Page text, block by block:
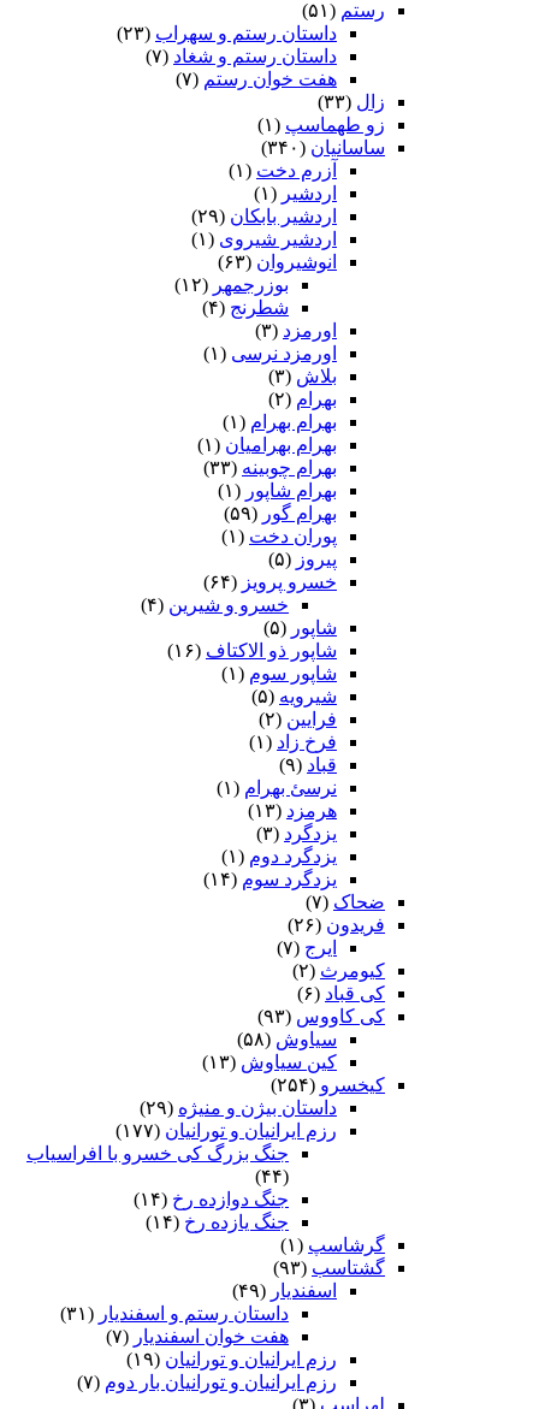
رستم (۵۱)
داستان رستم و سهراب (۲۳)
داستان رستم و شغاد (۷)
هفت خوان رستم‏ (۷)
زال (۳۳)
زو طهماسپ‏ (۱)
ساسانیان (۳۴۰)
آزرم دخت (۱)
اردشیر (۱)
اردشیر بابکان (۲۹)
اردشیر شیروی (۱)
انوشیروان (۶۳)
بوزرجمهر (۱۲)
شطرنج (۴)
اورمزد (۳)
اورمزد نرسى‏ (۱)
بلاش (۳)
بهرام (۲)
بهرام بهرام (۱)
بهرام بهرامیان‏ (۱)
بهرام چوبینه (۳۳)
بهرام شاپور (۱)
بهرام گور (۵۹)
پوران دخت (۱)
پیروز (۵)
خسرو پرویز (۶۴)
خسرو و شیرین (۴)
شاپور (۵)
شاپور ذو الاکتاف (۱۶)
شاپور سوم‏ (۱)
شیرویه (۵)
فرایین (۲)
فرخ زاد (۱)
قباد (۹)
نرسئ بهرام‏ (۱)
هرمزد (۱۳)
یزدگرد (۳)
یزدگرد دوم (۱)
یزدگرد سوم (۱۴)
ضحاک (۷)
فریدون (۲۶)
ایرج (۷)
کیومرث (۲)
کی قباد (۶)
کی کاووس (۹۳)
سیاوش (۵۸)
کین سیاوش (۱۳)
کیخسرو (۲۵۴)
داستان بیژن و منیژه (۲۹)
رزم ایرانیان و تورانیان (۱۷۷)
جنگ بزرگ کی خسرو با افراسیاب
(۴۴)
جنگ دوازده رخ (۱۴)
جنگ یازده رخ (۱۴)
گرشاسپ (۱)
گشتاسب (۹۳)
اسفندیار (۴۹)
داستان رستم و اسفندیار (۳۱)
هفت خوان اسفندیار (۷)
رزم ایرانیان و تورانیان (۱۹)
رزم ایرانیان و تورانیان بار دوم (۷)
لهراسب (۳)